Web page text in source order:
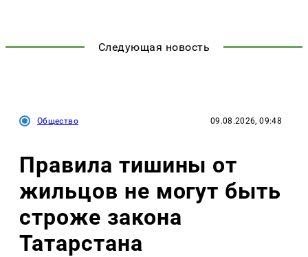
Следующая новость
Общество 09.08.2026, 09:48
Правила тишины от
жильцов не могут быть
строже закона
Татарстана